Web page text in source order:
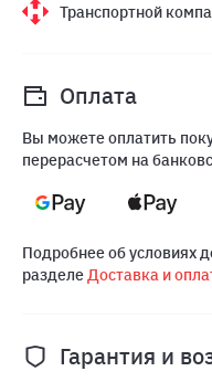
Транспортной
Оплата
Вы можете оплатить
перерасчетом на
Подробнее об условиях
разделеДоставка и
Гарантия и